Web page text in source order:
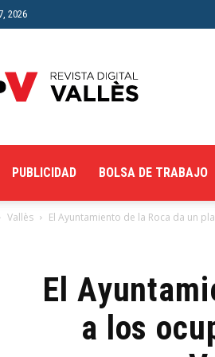
2026
Digital
del
PUBLICIDAD BOLSA DE TRABAJO
Vallès El Ayuntamiento de la Roca da un
El
a los